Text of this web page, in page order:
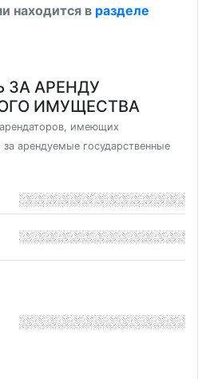
находится в разделе
АРЕНДУ
ИМУЩЕСТВА
имеющих
арендуемые государственные